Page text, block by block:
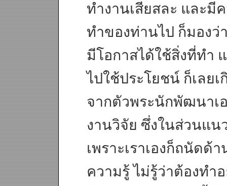
ทำงานเสียสละ และมี
ทำของท่านไป ก็มองว่
มีโอกาสได้ใช้สิ่งที่ทำ
ไปใช้ประโยชน์ ก็เลย
จากตัวพระนักพัฒนาเ
งานวิจัย ซึ่งในส่วนแน
เพราะเราเองก็ถนัดด้
ความรู้ ไม่รู้ว่าต้องทำ